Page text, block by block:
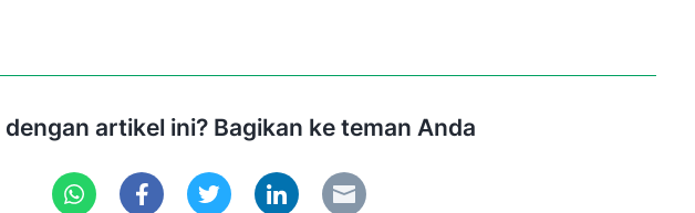
dengan artikel ini? Bagikan ke teman Anda